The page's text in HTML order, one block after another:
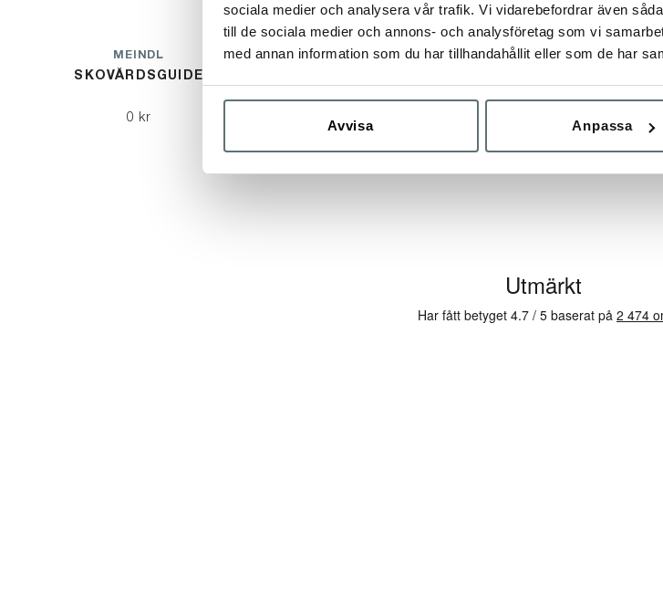
sociala medier och analysera vår trafik. Vi vidarebefordrar även
till de sociala medier och annons- och analysföretag som vi
med annan information som du har tillhandahållit eller som de har
Avvisa Anpassa
MEINDL
SKOVÅRDSGUIDE
0 kr
MEINDL